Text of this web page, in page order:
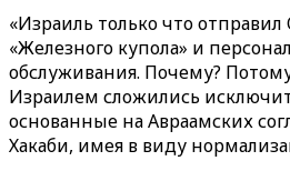
«Израиль только что отправил
«Железного купола» и
обслуживания. Почему?
Израилем сложились
основанные на Авраамских
Хакаби, имея в виду